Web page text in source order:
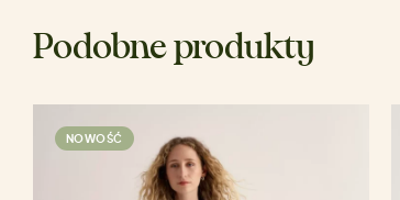
Podobne produkty
NOWOŚĆ